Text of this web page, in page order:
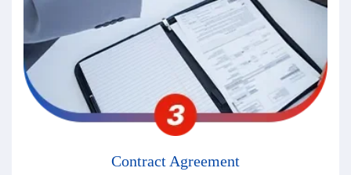
Contract Agreement